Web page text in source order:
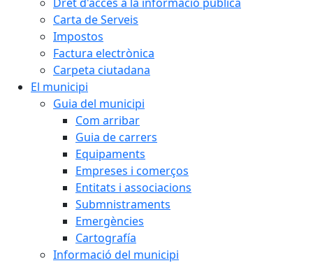
Carta de Serveis
Impostos
Factura electrònica
Carpeta ciutadana
El municipi
Guia del municipi
Com arribar
Guia de carrers
Equipaments
Empreses i comerços
Entitats i associacions
Submnistraments
Emergències
Cartografía
Informació del municipi